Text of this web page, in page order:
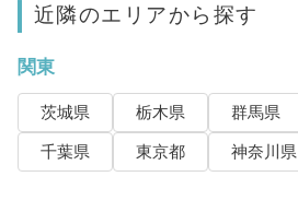
近隣のエリアから探す
関東
茨城県 栃木県 群馬県
千葉県
東京都 神奈川県